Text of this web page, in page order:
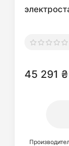
45 291 ₴